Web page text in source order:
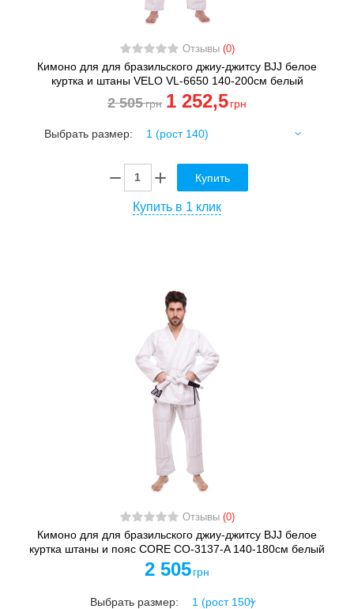
Отзывы (0)
Кимоно для для бразильского джиу-джитсу BJJ белое
куртка и штаны VELO VL-6650 140-200см белый
2 505грн 1 252,5 грн
Выбрать размер:
Купить
Купить в 1 клик
Отзывы (0)
Кимоно для для бразильского джиу-джитсу BJJ белое
куртка штаны и пояс CORE CO-3137-A 140-180см белый
2 505 грн
Выбрать размер: